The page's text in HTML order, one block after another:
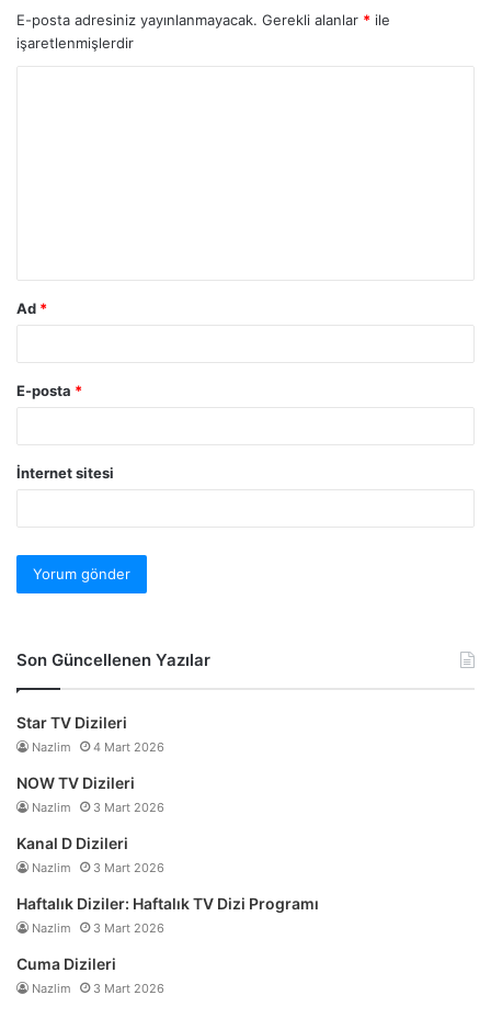
E-posta adresiniz yayınlanmayacak. Gerekli alanlar * ile
işaretlenmişlerdir
Ad *
E-posta *
İnternet sitesi
Son Güncellenen Yazılar
Star TV Dizileri
Nazlim 4 Mart 2026
NOW TV Dizileri
Nazlim 3 Mart 2026
Kanal D Dizileri
Nazlim 3 Mart 2026
Haftalık Diziler: Haftalık TV Dizi Programı
Nazlim 3 Mart 2026
Cuma Dizileri
Nazlim 3 Mart 2026